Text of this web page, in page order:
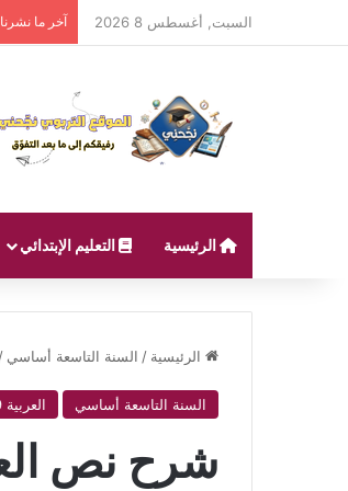
السبت, أغسطس 8 2026 آخر ما نشرنا
الرئيسية التعليم الإبتدائي
الرئيسية / السنة التاسعة أساسي /
السنة التاسعة أساسي العربية 9 أساسي
شرح نص